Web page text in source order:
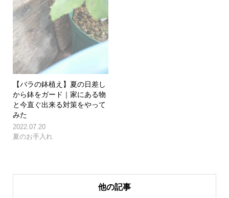
【バラの鉢植え】夏の日差し
から鉢をガード｜家にある物
と今直ぐ出来る対策をやって
みた
2022.07.20
夏のお手入れ
他の記事